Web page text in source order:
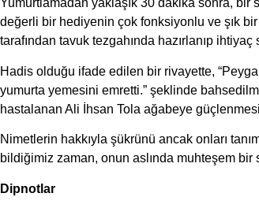
Yumurtlamadan yaklaşık 30 dakika sonra, bir
değerli bir hediyenin çok fonksiyonlu ve şık
tarafından tavuk tezgahında hazırlanıp
Hadis olduğu ifade edilen bir rivayette,
yumurta yemesini emretti.” şeklinde
hastalanan Ali İhsan Tola ağabeye
Nimetlerin hakkıyla şükrünü ancak onları
bildiğimiz zaman, onun aslında muhteşem bir
Dipnotlar